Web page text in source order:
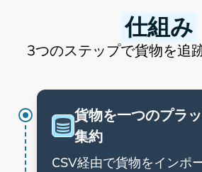
仕組み
3つのステップで貨物を追
貨物を一つのプラ
集約
CSV経由で貨物をインポ